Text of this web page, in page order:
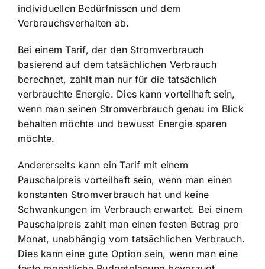
individuellen Bedürfnissen und dem
Verbrauchsverhalten ab.
Bei einem Tarif, der den Stromverbrauch
basierend auf dem tatsächlichen Verbrauch
berechnet, zahlt man nur für die tatsächlich
verbrauchte Energie. Dies kann vorteilhaft sein,
wenn man seinen Stromverbrauch genau im Blick
behalten möchte und bewusst Energie sparen
möchte.
Andererseits kann ein Tarif mit einem
Pauschalpreis vorteilhaft sein, wenn man einen
konstanten Stromverbrauch hat und keine
Schwankungen im Verbrauch erwartet. Bei einem
Pauschalpreis zahlt man einen festen Betrag pro
Monat, unabhängig vom tatsächlichen Verbrauch.
Dies kann eine gute Option sein, wenn man eine